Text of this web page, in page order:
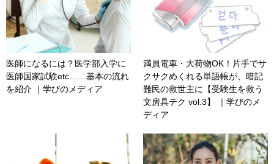
医師になるには？医学部入学に
医師国家試験etc……基本の流れ
を紹介 ｜学びのメディア
満員電車・大荷物OK！片手でサ
クサクめくれる単語帳が、暗記
難民の救世主に【受験生を救う
文房具テク vol.3】 ｜学びのメ
ディア